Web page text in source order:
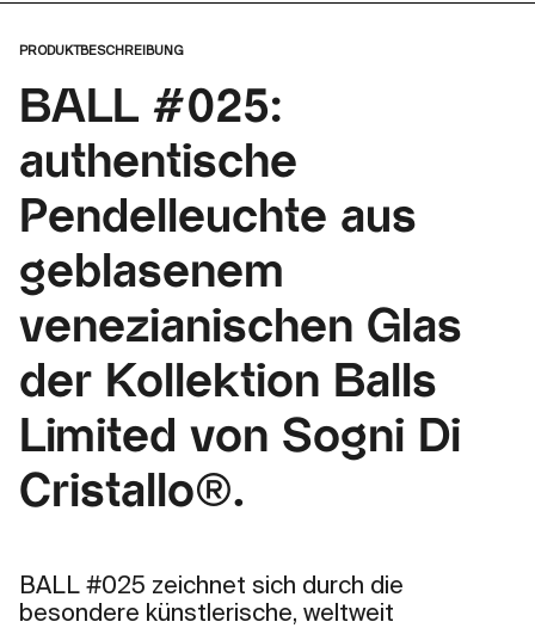
PRODUKTBESCHREIBUNG
BALL #025:
authentische
Pendelleuchte aus
geblasenem
venezianischen Glas
der Kollektion Balls
Limited von Sogni Di
Cristallo®.
BALL #025 zeichnet sich durch die
besondere künstlerische, weltweit